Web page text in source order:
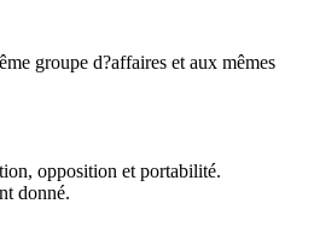
groupe d?affaires et aux mêmes
opposition et portabilité.
donné.